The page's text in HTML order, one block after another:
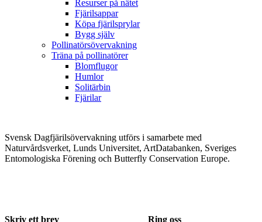
Resurser på nätet
Fjärilsappar
Köpa fjärilsprylar
Bygg själv
Pollinatörsövervakning
Träna på pollinatörer
Blomflugor
Humlor
Solitärbin
Fjärilar
Svensk Dagfjärilsövervakning utförs i samarbete med
Naturvårdsverket, Lunds Universitet, ArtDatabanken, Sveriges
Entomologiska Förening och Butterfly Conservation Europe.
Skriv ett brev Ring oss